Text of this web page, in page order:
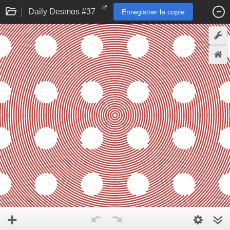
Daily Desmos #37 Enregistrer la copie